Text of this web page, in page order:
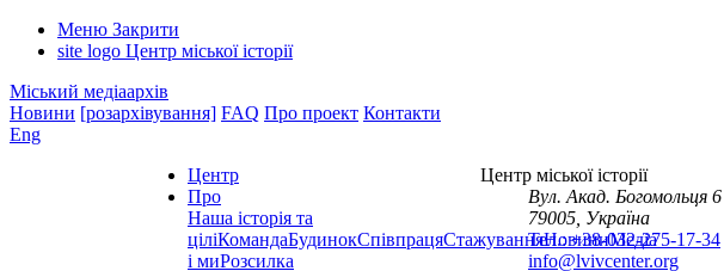
Меню Закрити
site logo Центр міської історії
Міський медіаархів
Новини [розархівування] FAQ Про проект Контакти
Eng
Центр
Про
Наша історія та
ціліКомандаБудинокСпівпрацяСтажуванняНовиниМедіа
і миРозсилка
Центр міської історії
Вул. Акад. Богомольця 6
79005, Україна
Тел.: +38-032-275-17-34
info@lvivcenter.org